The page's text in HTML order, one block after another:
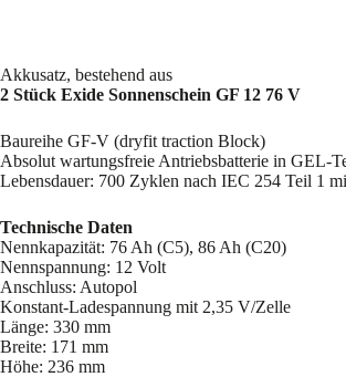
Akkusatz, bestehend aus
2 Stück Exide Sonnenschein GF 12 76 V
Baureihe GF-V (dryfit traction Block)
Absolut wartungsfreie Antriebsbatterie in GEL-
Lebensdauer: 700 Zyklen nach IEC 254 Teil 1
Technische Daten
Nennkapazität: 76 Ah (C5), 86 Ah (C20)
Nennspannung: 12 Volt
Anschluss: Autopol
Konstant-Ladespannung mit 2,35 V/Zelle
Länge: 330 mm
Breite: 171 mm
Höhe: 236 mm